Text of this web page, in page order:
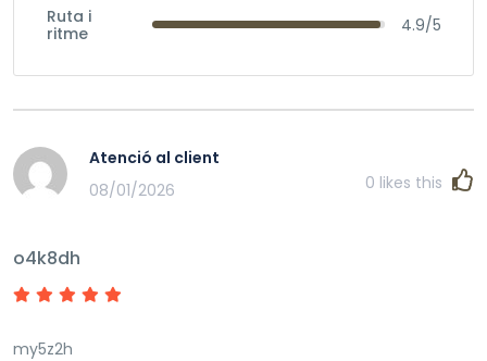
Ruta i
ritme
4.9/5
Atenció al client
08/01/2026
0 likes this
o4k8dh
my5z2h